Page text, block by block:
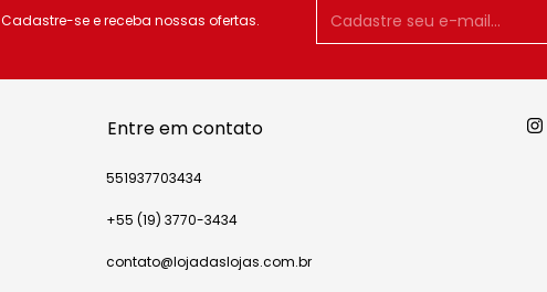
Cadastre-se e receba nossas ofertas.
Entre em contato
551937703434
+55 (19) 3770-3434
contato@lojadaslojas.com.br